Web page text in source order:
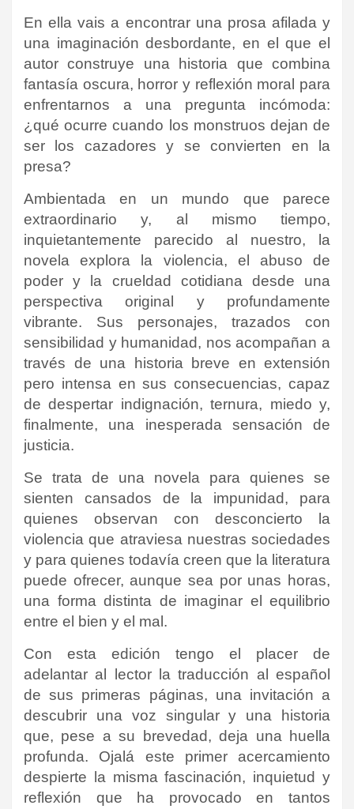
En ella vais a encontrar una prosa afilada y
una imaginación desbordante, en el que el
autor construye una historia que combina
fantasía oscura, horror y reflexión moral para
enfrentarnos a una pregunta incómoda:
¿qué ocurre cuando los monstruos dejan de
ser los cazadores y se convierten en la
presa?
Ambientada en un mundo que parece
extraordinario y, al mismo tiempo,
inquietantemente parecido al nuestro, la
novela explora la violencia, el abuso de
poder y la crueldad cotidiana desde una
perspectiva original y profundamente
vibrante. Sus personajes, trazados con
sensibilidad y humanidad, nos acompañan a
través de una historia breve en extensión
pero intensa en sus consecuencias, capaz
de despertar indignación, ternura, miedo y,
finalmente, una inesperada sensación de
justicia.
Se trata de una novela para quienes se
sienten cansados de la impunidad, para
quienes observan con desconcierto la
violencia que atraviesa nuestras sociedades
y para quienes todavía creen que la literatura
puede ofrecer, aunque sea por unas horas,
una forma distinta de imaginar el equilibrio
entre el bien y el mal.
Con esta edición tengo el placer de
adelantar al lector la traducción al español
de sus primeras páginas, una invitación a
descubrir una voz singular y una historia
que, pese a su brevedad, deja una huella
profunda. Ojalá este primer acercamiento
despierte la misma fascinación, inquietud y
reflexión que ha provocado en tantos